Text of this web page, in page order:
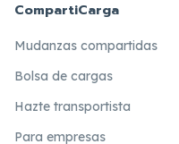
CompartiCarga
Mudanzas compartidas
Bolsa de cargas
Hazte transportista
Para empresas